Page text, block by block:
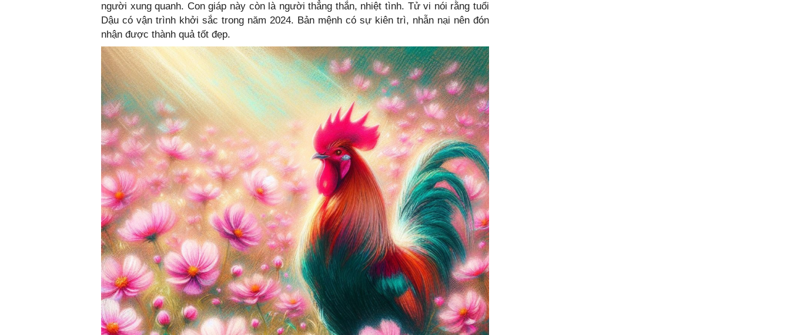
người xung quanh. Con giáp này còn là người thẳng thắn, nhiệt tình. Tử vi nói rằng tuổi
Dậu có vận trình khởi sắc trong năm 2024. Bản mệnh có sự kiên trì, nhẫn nại nên đón
nhận được thành quả tốt đẹp.